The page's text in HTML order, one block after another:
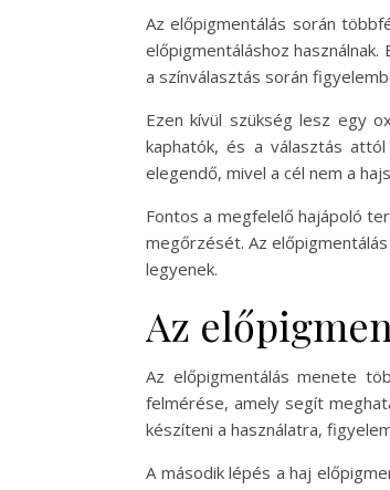
Az előpigmentálás során
előpigmentáláshoz
a színválasztás során
Ezen kívül szükség lesz egy
kaphatók, és a választás
elegendő, mivel a cél nem a
Fontos a megfelelő hajápoló
megőrzését. Az
legyenek.
Az
Az előpigmentálás menete
felmérése, amely segít
készíteni a használatra,
A második lépés a haj